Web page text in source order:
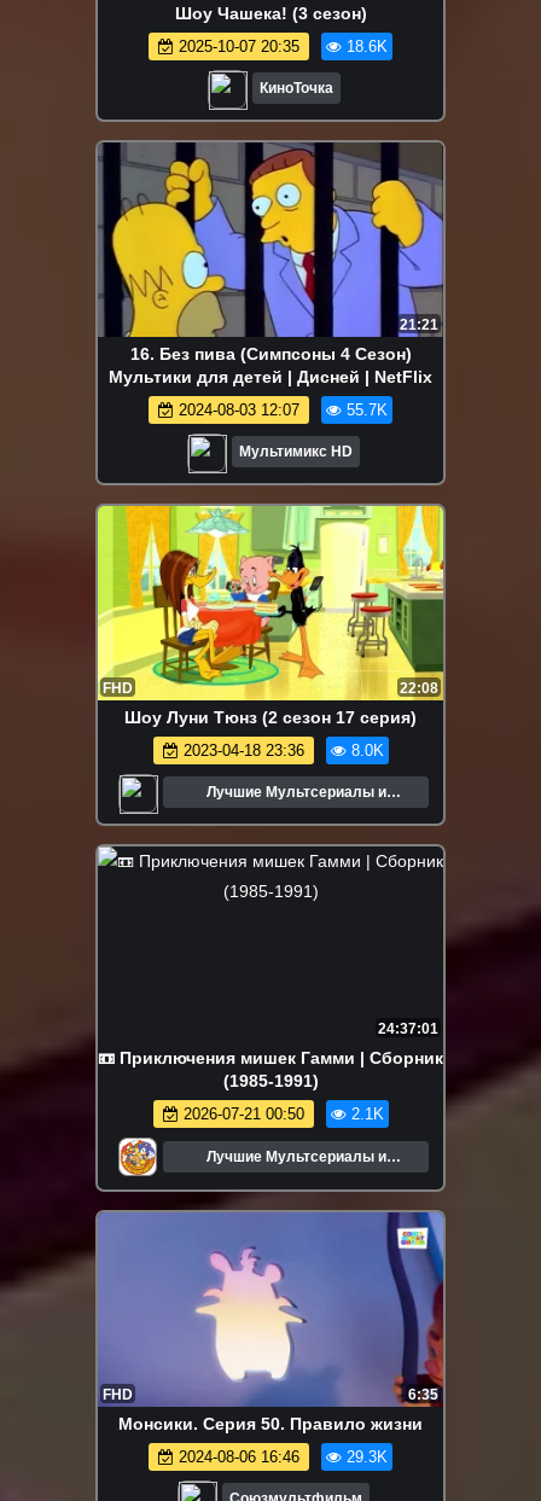
Шоу Чашека! (3 сезон)
2025-10-07 20:35 18.6K
КиноТочка
21:21
16. Без пива (Симпсоны 4 Сезон)
Мультики для детей | Дисней | NetFlix
2024-08-03 12:07 55.7K
Мультимикс HD
FHD 22:08
Шоу Луни Тюнз (2 сезон 17 серия)
2023-04-18 23:36 8.0K
Лучшие Мультсериалы и
Мультфильмы
24:37:01
📼 Приключения мишек Гамми | Сборник
(1985-1991)
2026-07-21 00:50 2.1K
Лучшие Мультсериалы и
Мультфильмы
FHD 6:35
Монсики. Серия 50. Правило жизни
2024-08-06 16:46 29.3K